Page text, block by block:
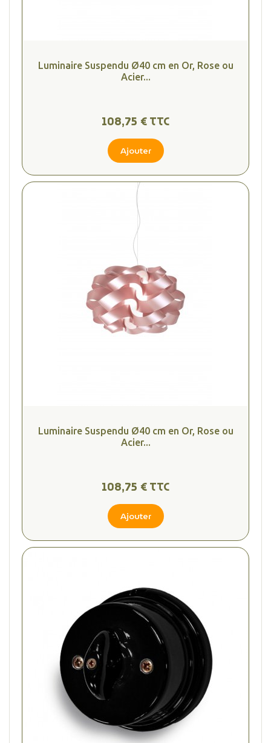
Luminaire Suspendu Ø40 cm en Or, Rose ou
Acier...
108,75 € TTC
Ajouter
Luminaire Suspendu Ø40 cm en Or, Rose ou
Acier...
108,75 € TTC
Ajouter